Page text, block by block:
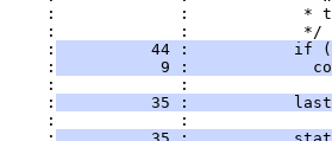
:             :            *
:             :            */
:
44 :           if
:
9 :
:             :
:
35 :
:             :